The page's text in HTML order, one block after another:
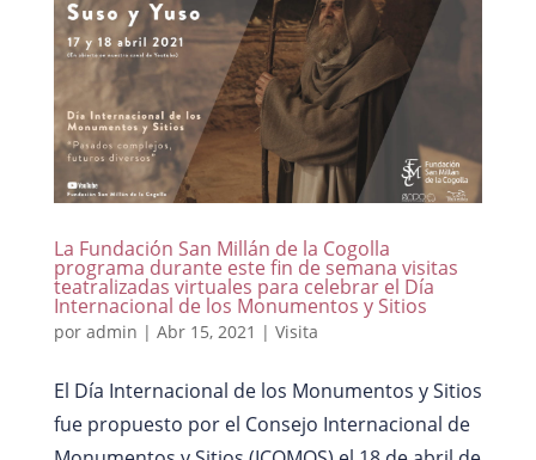
La Fundación San Millán de la Cogolla
programa durante este fin de semana visitas
teatralizadas virtuales para celebrar el Día
Internacional de los Monumentos y Sitios
por admin | Abr 15, 2021 | Visita
El Día Internacional de los Monumentos y Sitios
fue propuesto por el Consejo Internacional de